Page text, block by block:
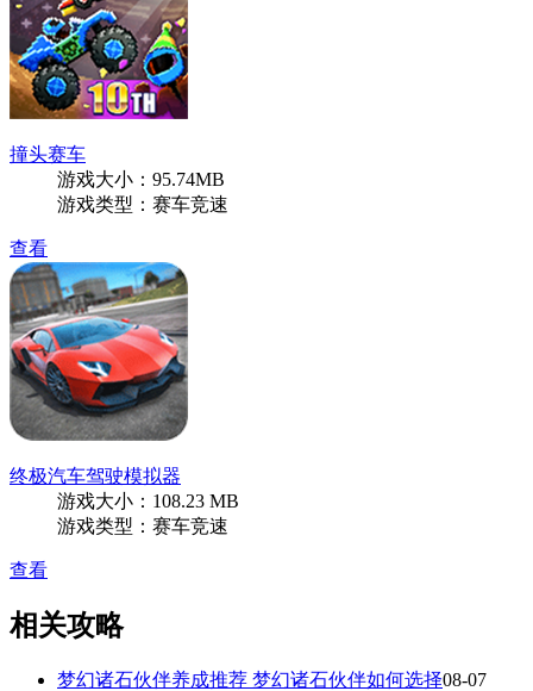
撞头赛车
游戏大小：95.74MB
游戏类型：赛车竞速
查看
终极汽车驾驶模拟器
游戏大小：108.23 MB
游戏类型：赛车竞速
查看
相关攻略
梦幻诸石伙伴养成推荐 梦幻诸石伙伴如何选择08-07